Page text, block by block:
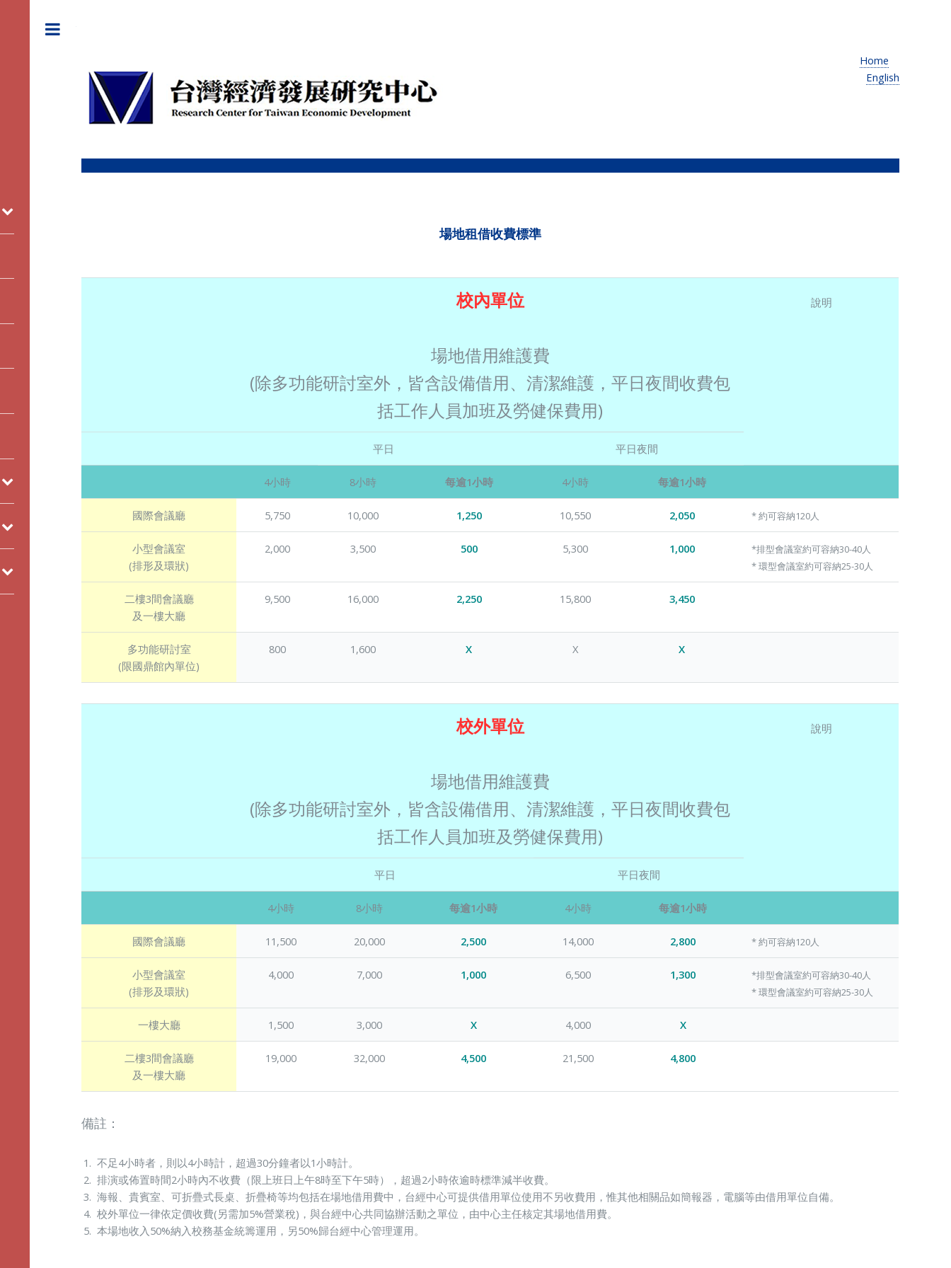
Home
English
場地租借收費標準
校內單位
場地借用維護費
(除多功能研討室外，皆含設備借用、清潔維護，平日夜間收費包
括工作人員加班及勞健保費用)
說明
平日 平日夜間
4小時 8小時 每逾1小時 4小時 每逾1小時
國際會議廳 5,750 10,000 1,250 10,550 2,050 * 約可容納120人
小型會議室
(排形及環狀)
2,000 3,500 500 5,300 1,000
*排型會議室約可容納30-40人
* 環型會議室約可容納25-30人
二樓3間會議廳
及一樓大廳
9,500 16,000 2,250 15,800 3,450
多功能研討室
(限國鼎館內單位)
800 1,600 X X X
校外單位
場地借用維護費
(除多功能研討室外，皆含設備借用、清潔維護，平日夜間收費包
括工作人員加班及勞健保費用)
說明
平日 平日夜間
4小時 8小時 每逾1小時 4小時 每逾1小時
國際會議廳 11,500 20,000 2,500 14,000 2,800 * 約可容納120人
小型會議室
(排形及環狀)
4,000 7,000 1,000 6,500 1,300
*排型會議室約可容納30-40人
* 環型會議室約可容納25-30人
一樓大廳 1,500 3,000 X 4,000 X
二樓3間會議廳
及一樓大廳
19,000 32,000 4,500 21,500 4,800
備註：
不足4小時者，則以4小時計，超過30分鐘者以1小時計。
排演或佈置時間2小時內不收費（限上班日上午8時至下午5時），超過2小時依逾時標準減半收費。
海報、貴賓室、可折疊式長桌、折疊椅等均包括在場地借用費中，台經中心可提供借用單位使用不另收費用，惟其他相關品如簡報器，電腦等由借用單位自備。
校外單位一律依定價收費(另需加5%營業稅)，與台經中心共同協辦活動之單位，由中心主任核定其場地借用費。
本場地收入50%納入校務基金統籌運用，另50%歸台經中心管理運用。
Toggle